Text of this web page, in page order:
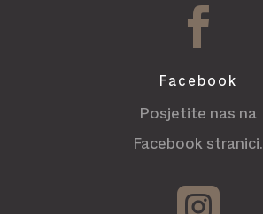

Facebook
Posjetite nas na
Facebook stranici.